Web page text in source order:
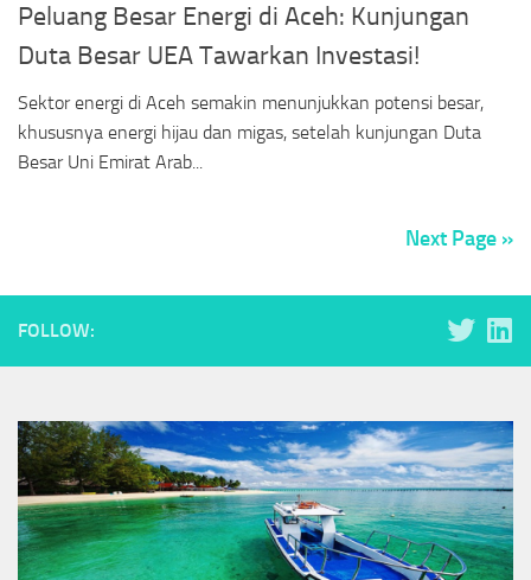
Peluang Besar Energi di Aceh: Kunjungan
Duta Besar UEA Tawarkan Investasi!
Sektor energi di Aceh semakin menunjukkan potensi besar,
khususnya energi hijau dan migas, setelah kunjungan Duta
Besar Uni Emirat Arab...
Next Page »
FOLLOW: